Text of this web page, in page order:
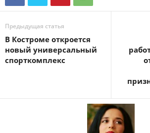
Предыдущая статья
В Костроме откроется
новый универсальный
спорткомплекс